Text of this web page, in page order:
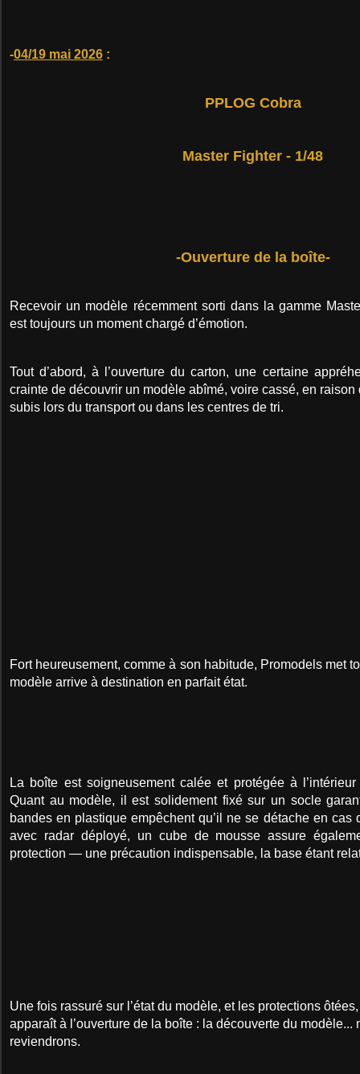
-04/19 mai 2026 :
PPLOG Cobra
Master Fighter - 1/48
-Ouverture de la boîte-
Recevoir un modèle récemment sorti dans la gamme
est toujours un moment chargé d’émotion.
Tout d’abord, à l’ouverture du carton, une certaine
crainte de découvrir un modèle abîmé, voire cassé, en
subis lors du transport ou dans les centres de tri.
Fort heureusement, comme à son habitude, Promodels met
modèle arrive à destination en parfait état.
La boîte est soigneusement calée et protégée à
Quant au modèle, il est solidement fixé sur un socle
bandes en plastique empêchent qu’il ne se détache en cas
avec radar déployé, un cube de mousse assure
protection — une précaution indispensable, la base étant
Une fois rassuré sur l’état du modèle, et les protections
apparaît à l’ouverture de la boîte : la découverte du modèle...
reviendrons.